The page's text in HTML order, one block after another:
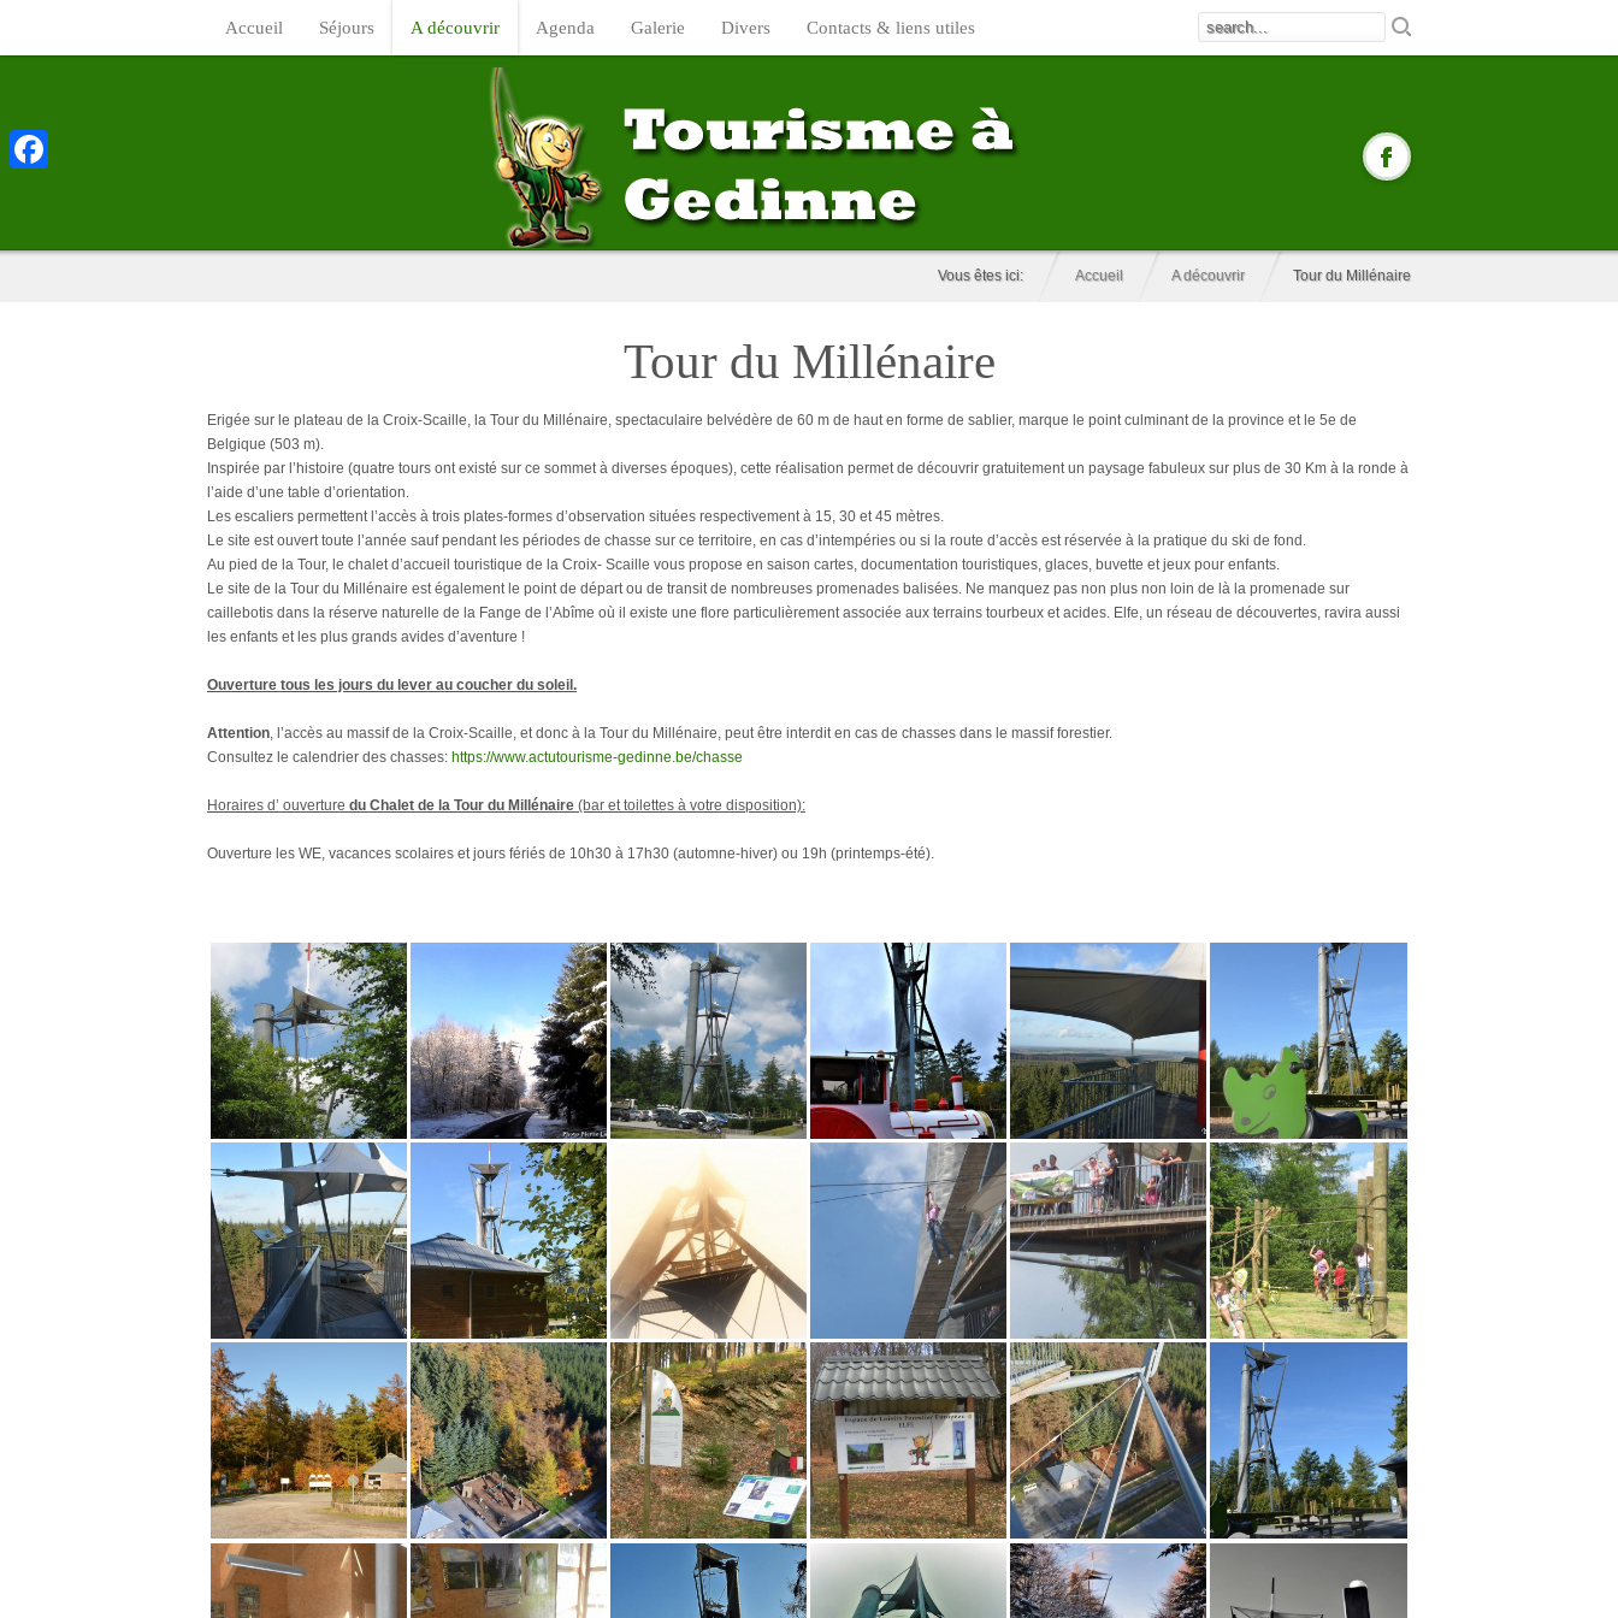
Accueil Séjours A découvrir Agenda Galerie Divers Contacts & liens utiles
Vous êtes ici: Accueil A découvrir Tour du Millénaire
Tour du Millénaire
Erigée sur le plateau de la Croix-Scaille, la Tour du Millénaire, spectaculaire belvédère de 60 m de haut en forme de sablier, marque le point culminant de la province et le 5e de
Belgique (503 m).
Inspirée par l’histoire (quatre tours ont existé sur ce sommet à diverses époques), cette réalisation permet de découvrir gratuitement un paysage fabuleux sur plus de 30 Km à la ronde à
l’aide d’une table d’orientation.
Les escaliers permettent l’accès à trois plates-formes d’observation situées respectivement à 15, 30 et 45 mètres.
Le site est ouvert toute l’année sauf pendant les périodes de chasse sur ce territoire, en cas d’intempéries ou si la route d’accès est réservée à la pratique du ski de fond.
Au pied de la Tour, le chalet d’accueil touristique de la Croix- Scaille vous propose en saison cartes, documentation touristiques, glaces, buvette et jeux pour enfants.
Le site de la Tour du Millénaire est également le point de départ ou de transit de nombreuses promenades balisées. Ne manquez pas non plus non loin de là la promenade sur
caillebotis dans la réserve naturelle de la Fange de l’Abîme où il existe une flore particulièrement associée aux terrains tourbeux et acides. Elfe, un réseau de découvertes, ravira aussi
les enfants et les plus grands avides d’aventure !
Ouverture tous les jours du lever au coucher du soleil.
Attention, l’accès au massif de la Croix-Scaille, et donc à la Tour du Millénaire, peut être interdit en cas de chasses dans le massif forestier.
Consultez le calendrier des chasses: https://www.actutourisme-gedinne.be/chasse
Horaires d’ ouverture du Chalet de la Tour du Millénaire (bar et toilettes à votre disposition):
Ouverture les WE, vacances scolaires et jours fériés de 10h30 à 17h30 (automne-hiver) ou 19h (printemps-été).